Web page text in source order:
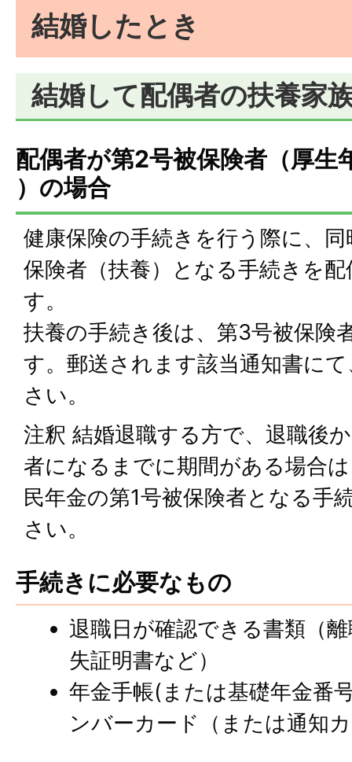
結婚したとき
結婚して配偶者の扶養家
配偶者が第2号被保険者（厚生
）の場合
健康保険の手続きを行う際に、
保険者（扶養）となる手続きを
す。
扶養の手続き後は、第3号被保険
す。郵送されます該当通知書に
さい。
注釈 結婚退職する方で、退職後
者になるまでに期間がある場合
民年金の第1号被保険者となる手
さい。
手続きに必要なもの
退職日が確認できる書類（
失証明書など）
年金手帳(または基礎年金番
ンバーカード（または通知